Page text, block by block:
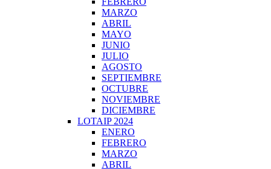
MARZO
ABRIL
MAYO
JUNIO
JULIO
AGOSTO
SEPTIEMBRE
OCTUBRE
NOVIEMBRE
DICIEMBRE
LOTAIP 2024
ENERO
FEBRERO
MARZO
ABRIL